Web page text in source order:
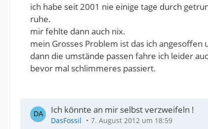
ich habe seit 2001 nie einige tage durch
ruhe.
mir fehlte dann auch nix.
mein Grosses Problem ist das ich
dann die umstände passen fahre ich leider
bevor mal schlimmeres passiert.
Ich könnte an mir selbst verzweifeln !
DasFossil 7. August 2012 um 18:59